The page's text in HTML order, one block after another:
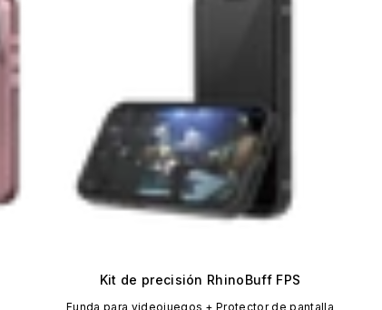
Kit de precisión RhinoBuff FPS
Funda para videojuegos + Protector de pantalla